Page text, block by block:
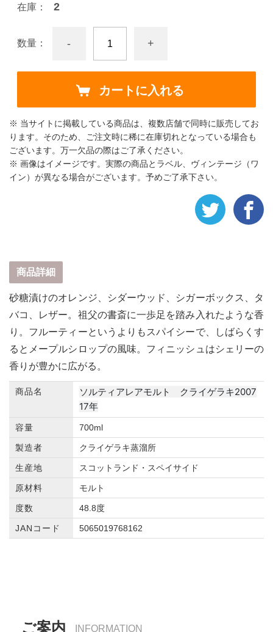
在庫： 2
数量： - +
カートに入れる
※ 当サイトに掲載している商品は、複数店舗で同時に販売してお
ります。そのため、ご注文時に稀に在庫切れとなっている場合も
ございます。万一欠品の際はご了承ください。
※ 画像はイメージです。実際の商品とラベル、ヴィンテージ（ワ
イン）が異なる場合がございます。予めご了承下さい。
商品詳細
砂糖漬けのオレンジ、シダーウッド、シガーボックス、タ
バコ、レザー。祖父の書斎に一歩足を踏み入れたような香
り。フルーティーというよりもスパイシーで、しばらくす
るとメープルシロップの風味。フィニッシュはシェリーの
香りが豊かに広がる。
商品名
ソルティアレアモルト クライゲラキ2007
17年
容量 700ml
製造者 クライゲラキ蒸溜所
生産地 スコットランド・スペイサイド
原材料 モルト
度数 48.8度
JANコード 5065019768162
ご案内 INFORMATION